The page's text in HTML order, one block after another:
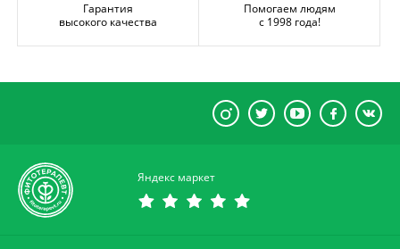
Гарантия
высокого качества
Помогаем людям
с 1998 года!
Яндекс маркет